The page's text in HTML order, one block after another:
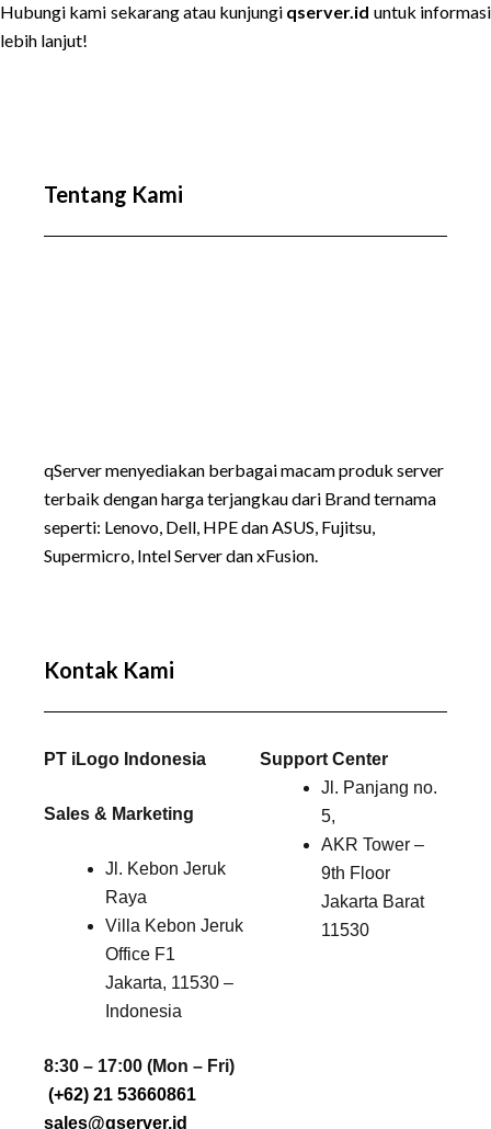
Hubungi kami sekarang atau kunjungi qserver.id untuk informasi
lebih lanjut!
Tentang Kami
qServer menyediakan berbagai macam produk server
terbaik dengan harga terjangkau dari Brand ternama
seperti: Lenovo, Dell, HPE dan ASUS, Fujitsu,
Supermicro, Intel Server dan xFusion.
Kontak Kami
PT iLogo Indonesia
Sales & Marketing
Jl. Kebon Jeruk
Raya
Villa Kebon Jeruk
Office F1
Jakarta, 11530 –
Indonesia
8:30 – 17:00 (Mon – Fri)
(+62) 21 53660861
sales@qserver.id
Support Center
Jl. Panjang no.
5,
AKR Tower –
9th Floor
Jakarta Barat
11530